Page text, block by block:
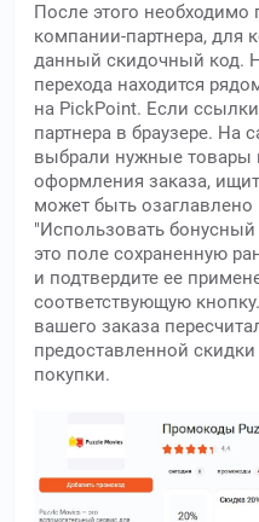
После этого необходимо
компании-партнера, для
данный скидочный код.
перехода находится
на PickPoint. Если
партнера в браузере. На
выбрали нужные товары
оформления заказа,
может быть озаглавлено
"Использовать
это поле сохраненную
и подтвердите ее
соответствующую
вашего заказа
предоставленной
покупки.